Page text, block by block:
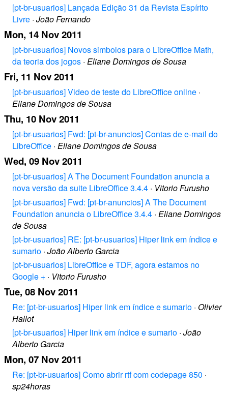
[pt-br-usuarios] Lançada Edição 31 da Revista Espírito
Livre · João Fernando
Mon, 14 Nov 2011
[pt-br-usuarios] Novos simbolos para o LibreOffice Math,
da teoria dos jogos · Eliane Domingos de Sousa
Fri, 11 Nov 2011
[pt-br-usuarios] Video de teste do LibreOffice online ·
Eliane Domingos de Sousa
Thu, 10 Nov 2011
[pt-br-usuarios] Fwd: [pt-br-anuncios] Contas de e-mail do
LibreOffice · Eliane Domingos de Sousa
Wed, 09 Nov 2011
[pt-br-usuarios] A The Document Foundation anuncia a
nova versão da suite LibreOffice 3.4.4 · Vitorio Furusho
[pt-br-usuarios] Fwd: [pt-br-anuncios] A The Document
Foundation anuncia o LibreOffice 3.4.4 · Eliane Domingos
de Sousa
[pt-br-usuarios] RE: [pt-br-usuarios] Hiper link em índice e
sumario · João Alberto Garcia
[pt-br-usuarios] LibreOffice e TDF, agora estamos no
Google + · Vitorio Furusho
Tue, 08 Nov 2011
Re: [pt-br-usuarios] Hiper link em índice e sumario · Olivier
Hallot
[pt-br-usuarios] Hiper link em índice e sumario · João
Alberto Garcia
Mon, 07 Nov 2011
Re: [pt-br-usuarios] Como abrir rtf com codepage 850 ·
sp24horas